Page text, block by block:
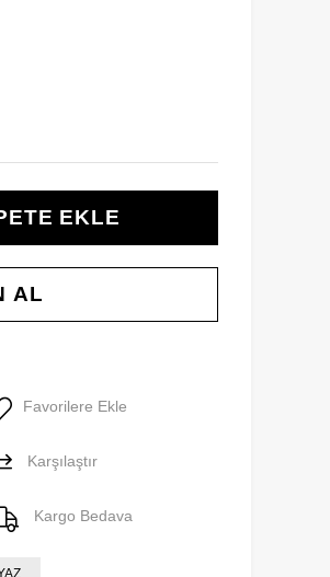
Favorilere Ekle
Karşılaştır
Kargo Bedava